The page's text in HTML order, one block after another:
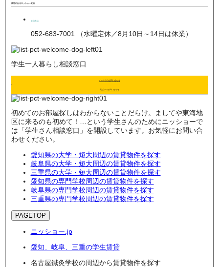
周辺にあるニッショー支店
金山支店
052-683-7001 （水曜定休／8月10日～14日は休業）
学生一人暮らし相談窓口
メールでのお問い合わせ
電話でのお問い合わせ
初めてのお部屋探しはわからないことだらけ。ましてや東海地
区に来るのも初めて！…という学生さんのためにニッショーで
は「学生さん相談窓口」を開設しています。お気軽にお問い合
わせください。
愛知県の大学・短大周辺の賃貸物件を探す
岐阜県の大学・短大周辺の賃貸物件を探す
三重県の大学・短大周辺の賃貸物件を探す
愛知県の専門学校周辺の賃貸物件を探す
岐阜県の専門学校周辺の賃貸物件を探す
三重県の専門学校周辺の賃貸物件を探す
PAGETOP
ニッショー.jp
愛知、岐阜、三重の学生賃貸
名古屋鍼灸学校の周辺から賃貸物件を探す